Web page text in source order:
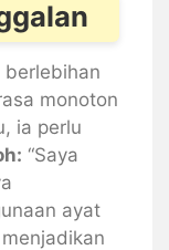
berlebihan
monoton
ia perlu
“Saya
ayat